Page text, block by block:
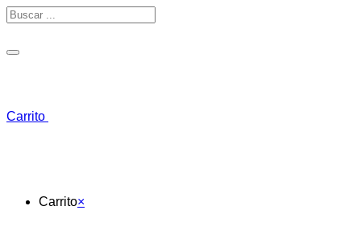
Toggle navigation
Carrito
Carrito×